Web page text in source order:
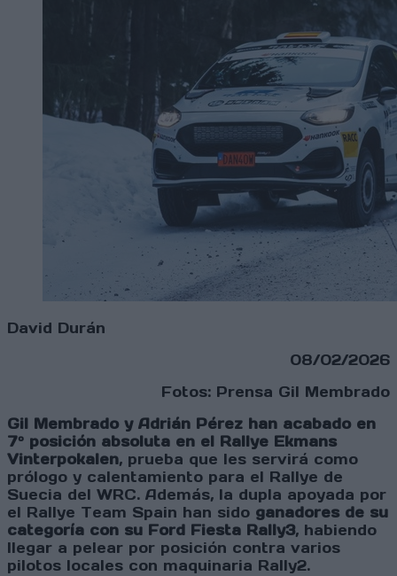
David Durán
08/02/2026
Fotos: Prensa Gil Membrado
Gil Membrado y Adrián Pérez han acabado en
7º posición absoluta en el Rallye Ekmans
Vinterpokalen, prueba que les servirá como
prólogo y calentamiento para el Rallye de
Suecia del WRC. Además, la dupla apoyada por
el Rallye Team Spain han sido ganadores de su
categoría con su Ford Fiesta Rally3, habiendo
llegar a pelear por posición contra varios
pilotos locales con maquinaria Rally2.